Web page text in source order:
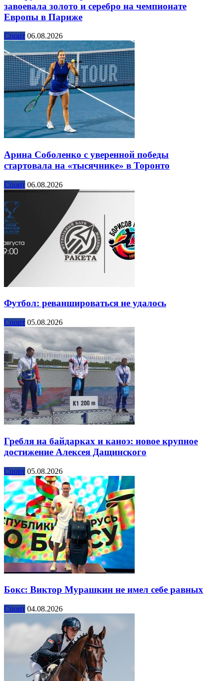
завоевала золото и серебро на чемпионате
Европы в Париже
Спорт 06.08.2026
Арина Соболенко с уверенной победы
стартовала на «тысячнике» в Торонто
Спорт 06.08.2026
Футбол: реваншироваться не удалось
Спорт 05.08.2026
Гребля на байдарках и каноэ: новое крупное
достижение Алексея Дащинского
Спорт 05.08.2026
Бокс: Виктор Мурашкин не имел себе равных
Спорт 04.08.2026